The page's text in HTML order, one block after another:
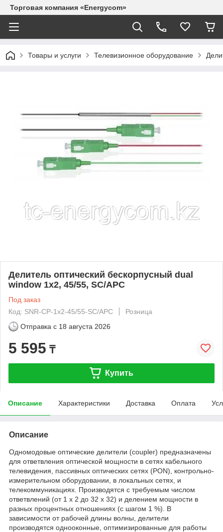
Торговая компания «Energycom»
Товары и услуги Телевизионное оборудование
Делитель оптический бескорпусный dual
window 1х2, 45/55, SC/APC
Под заказ
Код: SNR-CP-1x2-45/55-SC/APC
Розница
Отправка с 18 августа 2026
5 595 ₸
Купить
Описание Характеристики Доставка Оплата
Описание
Одномодовые оптические делители (coupler) предназначены
для ответвления оптической мощности в сетях кабельного
телевидения, пассивных оптических сетях (PON), контрольно-
измерительном оборудовании, в локальных сетях, и
телекоммуникациях. Производятся с требуемым числом
ответвлений (от 1 х 2 до 32 х 32) и делением мощности в
разных процентных отношениях (с шагом 1 %). В
зависимости от рабочей длины волны, делители
производятся однооконные, оптимизированные для работы